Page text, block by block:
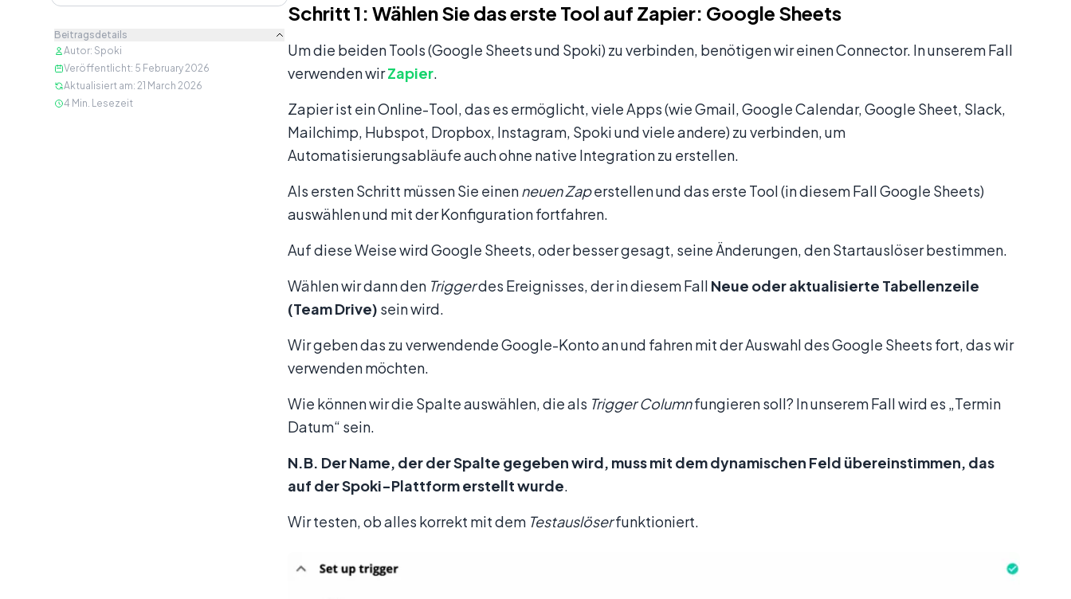
Beitragsdetails
Autor: Spoki
Veröffentlicht: 5 February 2026
Aktualisiert am: 21 March 2026
4 Min. Lesezeit
Schritt 1: Wählen Sie das erste Tool auf Zapier: Google Sheets
Um die beiden Tools (Google Sheets und Spoki) zu verbinden, benötigen wir einen Connector. In unserem Fall
verwenden wirZapier.
Zapier ist ein Online-Tool, das es ermöglicht, viele Apps (wie Gmail, Google Calendar, Google Sheet, Slack,
Mailchimp, Hubspot, Dropbox, Instagram, Spoki und viele andere) zu verbinden, um
Automatisierungsabläufe auch ohne native Integration zu erstellen.
Als ersten Schritt müssen Sie einenneuen Zaperstellen und das erste Tool (in diesem Fall Google Sheets)
auswählen und mit der Konfiguration fortfahren.
Auf diese Weise wird Google Sheets, oder besser gesagt, seine Änderungen, den Startauslöser bestimmen.
Wählen wir dann den Triggerdes Ereignisses, der in diesem Fall Neue oder aktualisierte Tabellenzeile
(Team Drive) sein wird.
Wir geben das zu verwendende Google-Konto an und fahren mit der Auswahl des Google Sheets fort, das wir
verwenden möchten.
Wie können wir die Spalte auswählen, die als Trigger Columnfungieren soll? In unserem Fall wird es „Termin
Datum“ sein.
N.B. Der Name, der der Spalte gegeben wird, muss mit dem dynamischen Feld übereinstimmen, das
auf der Spoki-Plattform erstellt wurde.
Wir testen, ob alles korrekt mit dem Testauslöserfunktioniert.